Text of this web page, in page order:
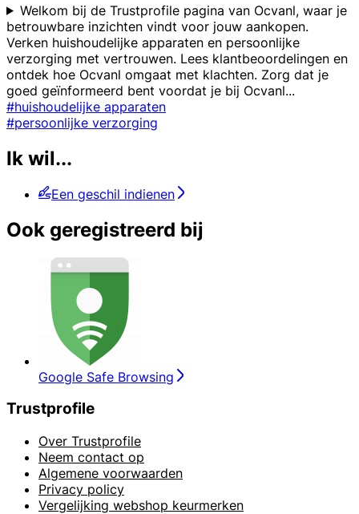
Welkom bij de Trustprofile pagina van Ocvanl, waar je
betrouwbare inzichten vindt voor jouw aankopen.
Verken huishoudelijke apparaten en persoonlijke
verzorging met vertrouwen. Lees klantbeoordelingen en
ontdek hoe Ocvanl omgaat met klachten. Zorg dat je
goed geïnformeerd bent voordat je bij Ocvanl...
#huishoudelijke apparaten
#persoonlijke verzorging
Ik wil...
Een geschil indienen
Ook geregistreerd bij
Google Safe Browsing
Trustprofile
Over Trustprofile
Neem contact op
Algemene voorwaarden
Privacy policy
Vergelijking webshop keurmerken